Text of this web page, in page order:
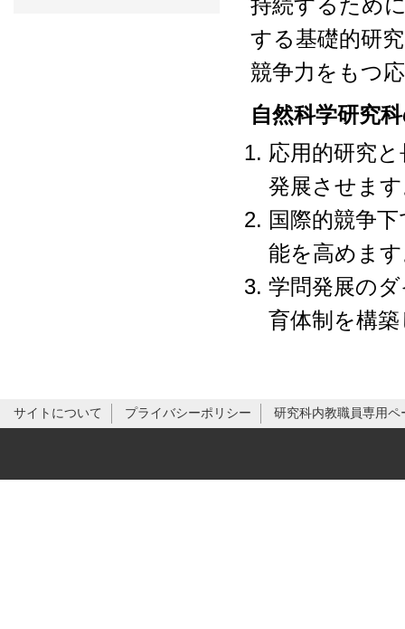
持続するため
する基礎的研
競争力をもつ
自然科学研究
応用的研究
発展させま
国際的競争
能を高めま
学問発展の
育体制を構
サイトについて プライバシーポリシー 研究科内教職員専用ペ